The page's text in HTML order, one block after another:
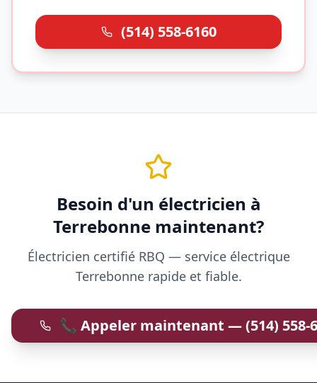
(514) 558-6160
Besoin d'un électricien à
Terrebonne maintenant?
Électricien certifié RBQ — service électrique
Terrebonne rapide et fiable.
📞 Appeler maintenant —(514) 558-